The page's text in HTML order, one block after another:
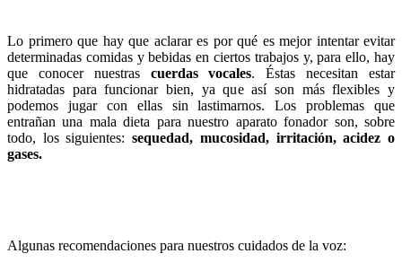
Lo primero que hay que aclarar es por qué es mejor intentar evitar
determinadas comidas y bebidas en ciertos trabajos y, para ello, hay
que conocer nuestras cuerdas vocales. Éstas necesitan estar
hidratadas para funcionar bien, ya que así son más flexibles y
podemos jugar con ellas sin lastimarnos. Los problemas que
entrañan una mala dieta para nuestro aparato fonador son, sobre
todo, los siguientes:sequedad, mucosidad, irritación, acidez o
gases.
Algunas recomendaciones para nuestros cuidados de la voz: